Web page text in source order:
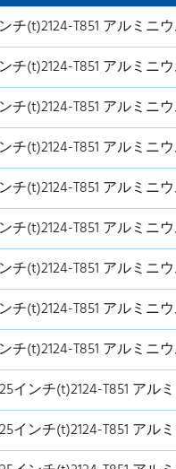
チ(t)2124-T851 アルミニ
チ(t)2124-T851 アルミニ
チ(t)2124-T851 アルミニ
チ(t)2124-T851 アルミニ
チ(t)2124-T851 アルミニ
チ(t)2124-T851 アルミニ
チ(t)2124-T851 アルミニ
チ(t)2124-T851 アルミニ
チ(t)2124-T851 アルミニ
インチ(t)2124-T851 アル
インチ(t)2124-T851 アル